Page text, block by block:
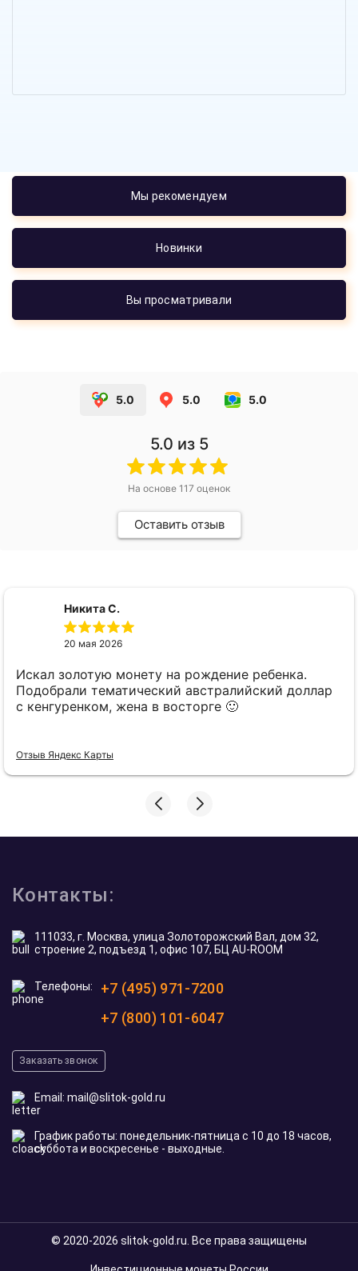
Мы рекомендуем
Новинки
Вы просматривали
5.0 5.0 5.0
5.0 из 5
На основе 117 оценок
Оставить отзыв
Никита С.
20 мая 2026
Искал золотую монету на рождение ребенка.
Подобрали тематический австралийский доллар
с кенгуренком, жена в восторге 🙂
Отзыв Яндекс Карты
Контакты:
111033, г. Москва, улица Золоторожский Вал, дом 32,
строение 2, подъезд 1, офис 107, БЦ AU-ROOM
Телефоны:
+7 (495) 971-7200
+7 (800) 101-6047
Заказать звонок
Email: mail@slitok-gold.ru
График работы: понедельник-пятница с 10 до 18 часов,
суббота и воскресенье - выходные.
© 2020-2026 slitok-gold.ru. Все права защищены